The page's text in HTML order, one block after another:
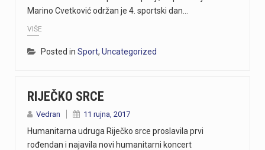
Marino Cvetković održan je 4. sportski dan…
VIŠE
Posted in Sport, Uncategorized
RIJEČKO SRCE
Vedran 11 rujna, 2017
Humanitarna udruga Riječko srce proslavila prvi
rođendan i najavila novi humanitarni koncert